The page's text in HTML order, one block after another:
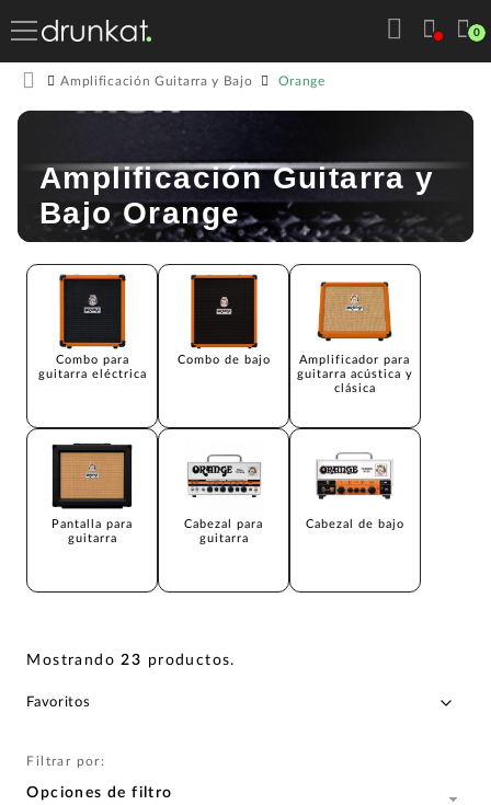
0
Amplificación Guitarra y Bajo Orange
Amplificación Guitarra y
Bajo Orange
Combo para
guitarra eléctrica
Combo de bajo
Amplificador para
guitarra acústica y
clásica
Pantalla para
guitarra
Cabezal para
guitarra
Cabezal de bajo
Mostrando23 productos.
Filtrar por:
Opciones de filtro